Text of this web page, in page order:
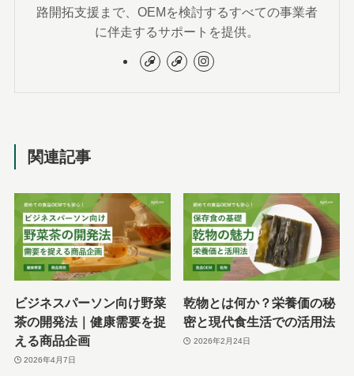
路開拓支援まで、OEMを検討するすべての事業者
に伴走するサポートを提供。
関連記事
ビジネスパーソン向け野菜
茶の開発法｜健康需要を捉
える商品企画
2026年4月7日
乾物とは何か？栄養価の秘
密と現代食生活での活用法
2026年2月24日